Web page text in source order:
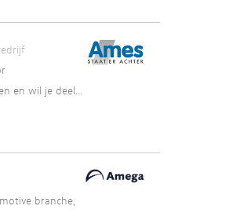
en wil je deel...
branche,